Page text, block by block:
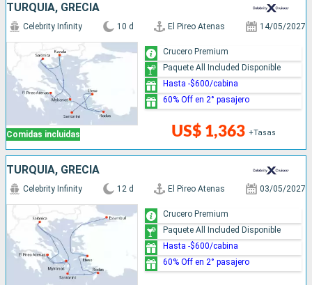
TURQUÍA, GRECIA
Comidas incluidas
Celebrity Infinity 10 d El Pireo Atenas 14/05/2027
US$ 1,363 +Tasas
Crucero Premium
Paquete All Included Disponible
Hasta -$600/cabina
60% Off en 2° pasajero
TURQUÍA, GRECIA
Celebrity Infinity 12 d El Pireo Atenas 03/05/2027
Crucero Premium
Paquete All Included Disponible
Hasta -$600/cabina
60% Off en 2° pasajero